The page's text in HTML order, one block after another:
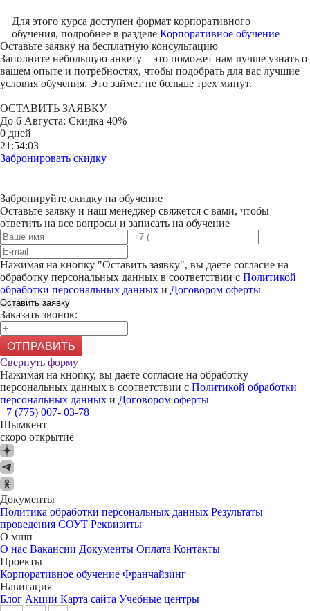
Для этого курса доступен формат корпоративного
обучения, подробнее в разделе Корпоративное обучение
Оставьте заявку на бесплатную консультацию
Заполните небольшую анкету – это поможет нам лучше узнать о
вашем опыте и потребностях, чтобы подобрать для вас лучшие
условия обучения. Это займет не больше трех минут.
ОСТАВИТЬ ЗАЯВКУ
До 6 Августа: Скидка 40%
0 дней
21:54:03
Забронировать скидку
Забронируйте скидку на обучение
Оставьте заявку и наш менеджер свяжется с вами, чтобы
ответить на все вопросы и записать на обучение
Нажимая на кнопку "Оставить заявку", вы даете согласие на
обработку персональных данных в соответствии с Политикой
обработки персональных данных и Договором оферты
Оставить заявку
Заказать звонок:
ОТПРАВИТЬ
Свернуть форму
Нажимая на кнопку, вы даете согласие на обработку
персональных данных в соответствии с Политикой обработки
персональных данных и Договором оферты
+7 (775) 007- 03-78
Шымкент
скоро открытие
Документы
Политика обработки персональных данных Результаты
проведения СОУТ Реквизиты
О мшп
О нас Вакансии Документы Оплата Контакты
Проекты
Корпоративное обучение Франчайзинг
Навигация
Блог Акции Карта сайта Учебные центры